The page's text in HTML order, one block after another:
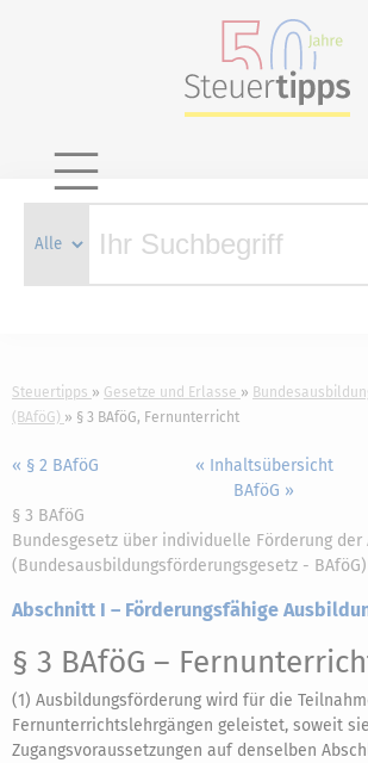
Steuertipps Gesetze und Erlasse
(BAföG)
§ 3 BAföG, Fernunterricht
« § 2 BAföG
« Inhaltsübersicht
BAföG »
§ 3 BAföG
Bundesgesetz über individuelle Förderung der
(Bundesausbildungsförderungsgesetz - BAföG)
Abschnitt I – Förderungsfähige
§ 3 BAföG –
(1) Ausbildungsförderung wird für die
Fernunterrichtslehrgängen geleistet, soweit
Zugangsvoraussetzungen auf denselben